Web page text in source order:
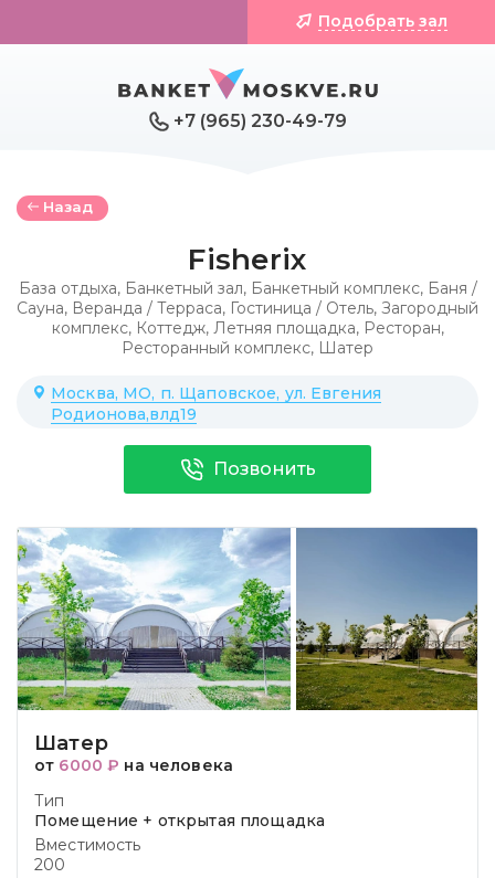
+7 (965) 230-49-79
Подобрать зал
Назад
Fisherix
База отдыха, Банкетный зал,Банкетный комплекс,Баня /
Сауна, Веранда / Терраса, Гостиница / Отель, Загородный
комплекс,Коттедж,Летняя площадка, Ресторан,
Ресторанный комплекс, Шатер
Москва, МО, п. Щаповское, ул. Евгения
Родионова,влд19
Позвонить
Шатер
от 6000 ₽ на человека
Тип
Помещение + открытая площадка
Вместимость
200